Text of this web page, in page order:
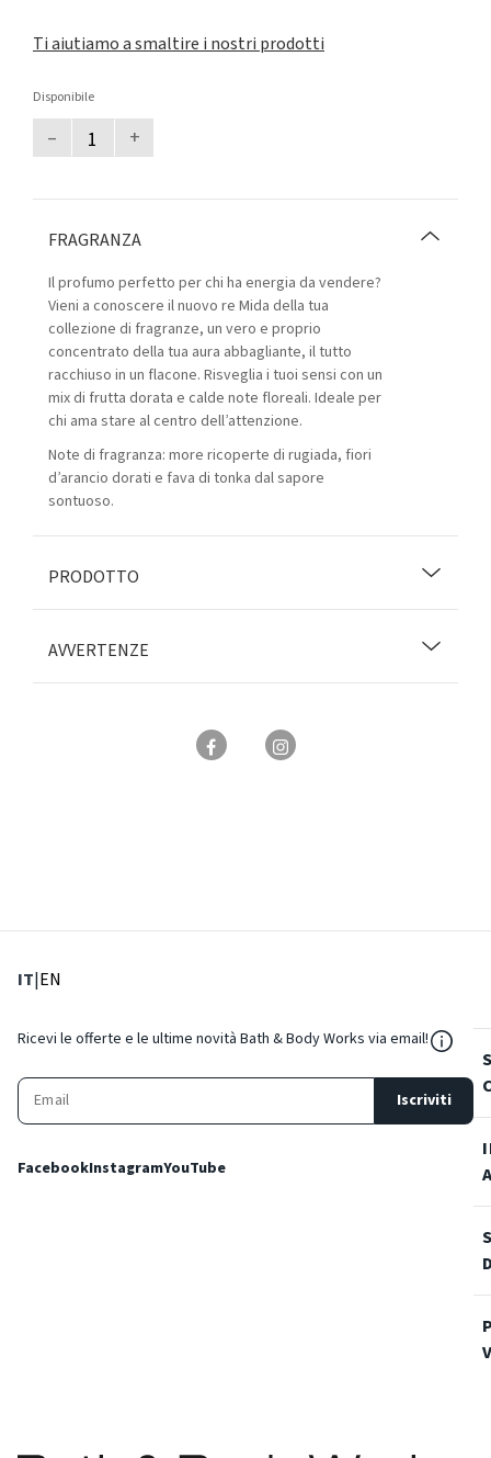
Ti aiutiamo a smaltire i nostri prodotti
Disponibile
– +
FRAGRANZA
Il profumo perfetto per chi ha energia da vendere?
Vieni a conoscere il nuovo re Mida della tua
collezione di fragranze, un vero e proprio
concentrato della tua aura abbagliante, il tutto
racchiuso in un flacone. Risveglia i tuoi sensi con un
mix di frutta dorata e calde note floreali. Ideale per
chi ama stare al centro dell’attenzione.
Note di fragranza: more ricoperte di rugiada, fiori
d’arancio dorati e fava di tonka dal sapore
sontuoso.
PRODOTTO
AVVERTENZE
IT: Lingua corrente
|EN
Ricevi le offerte e le ultime novità Bath & Body Works via email!
Iscriviti
FacebookInstagramYouTube